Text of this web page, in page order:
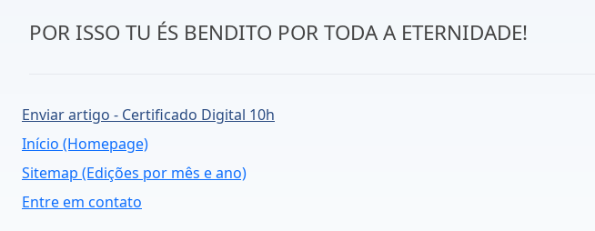
POR ISSO TU ÉS BENDITO POR TODA A ETERNIDADE!
Enviar artigo - Certificado Digital 10h
Início (Homepage)
Sitemap (Edições por mês e ano)
Entre em contato